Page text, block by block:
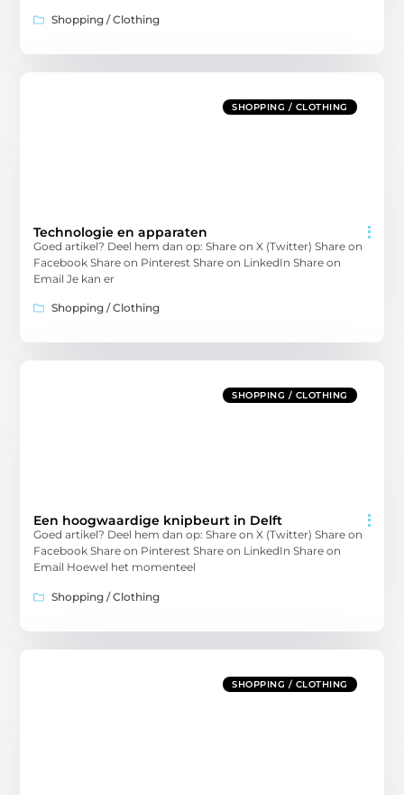
Shopping / Clothing
SHOPPING / CLOTHING
Technologie en apparaten
Goed artikel? Deel hem dan op: Share on X (Twitter) Share on
Facebook Share on Pinterest Share on LinkedIn Share on
Email Je kan er
Shopping / Clothing
SHOPPING / CLOTHING
Een hoogwaardige knipbeurt in Delft
Goed artikel? Deel hem dan op: Share on X (Twitter) Share on
Facebook Share on Pinterest Share on LinkedIn Share on
Email Hoewel het momenteel
Shopping / Clothing
SHOPPING / CLOTHING